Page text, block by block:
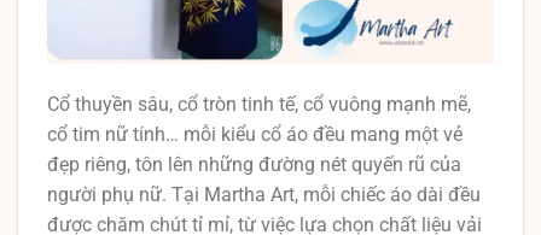
Cổ thuyền sâu, cổ tròn tinh tế, cổ vuông mạnh mẽ,
cổ tim nữ tính… mỗi kiểu cổ áo đều mang một vẻ
đẹp riêng, tôn lên những đường nét quyến rũ của
người phụ nữ. Tại Martha Art, mỗi chiếc áo dài đều
được chăm chút tỉ mỉ, từ việc lựa chọn chất liệu vải